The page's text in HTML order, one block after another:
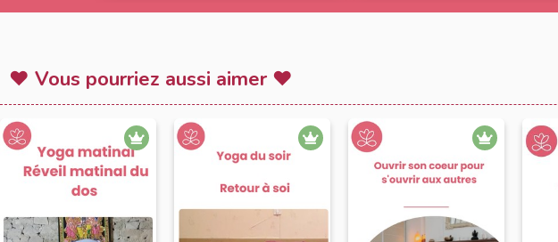
♥ Vous pourriez aussi aimer ♥